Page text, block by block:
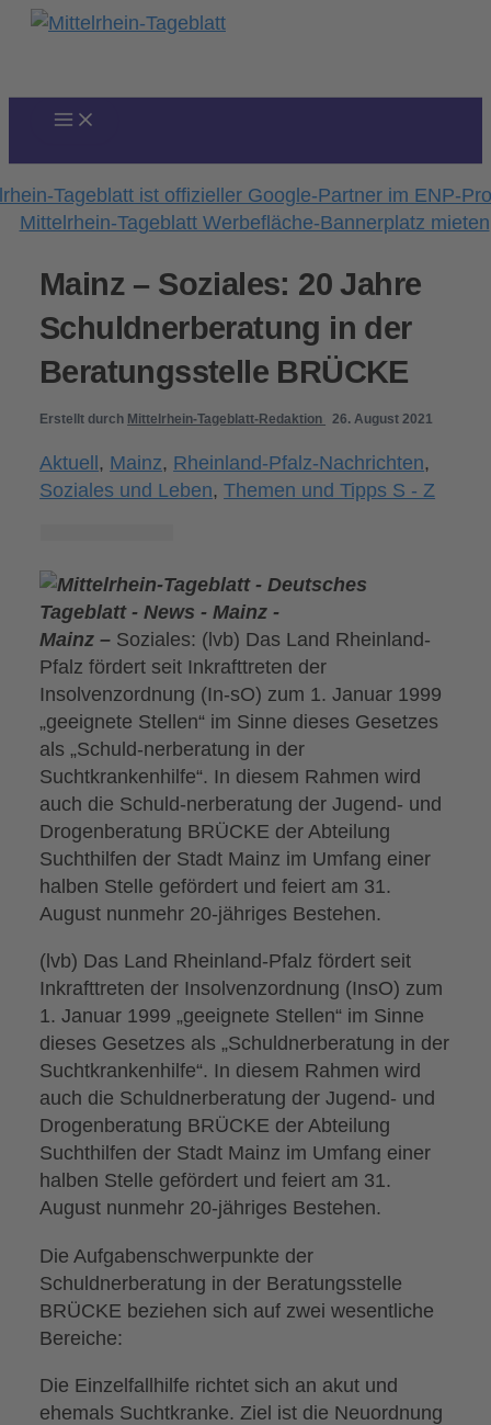
Zum
Mainz – Soziales: 20 Jahre
Schuldnerberatung in der
Beratungsstelle BRÜCKE
Erstellt durch Mittelrhein-Tageblatt-Redaktion 26. August 2021
Aktuell, Mainz, Rheinland-Pfalz-Nachrichten,
Soziales und Leben,Themen und Tipps S - Z
Mainz – Soziales: (lvb) Das Land Rheinland-
Pfalz fördert seit Inkrafttreten der
Insolvenzordnung (In-sO) zum 1. Januar 1999
„geeignete Stellen“ im Sinne dieses Gesetzes
als „Schuld-nerberatung in der
Suchtkrankenhilfe“. In diesem Rahmen wird
auch die Schuld-nerberatung der Jugend- und
Drogenberatung BRÜCKE der Abteilung
Suchthilfen der Stadt Mainz im Umfang einer
halben Stelle gefördert und feiert am 31.
August nunmehr 20-jähriges Bestehen.
(lvb) Das Land Rheinland-Pfalz fördert seit
Inkrafttreten der Insolvenzordnung (InsO) zum
1. Januar 1999 „geeignete Stellen“ im Sinne
dieses Gesetzes als „Schuldnerberatung in der
Suchtkrankenhilfe“. In diesem Rahmen wird
auch die Schuldnerberatung der Jugend- und
Drogenberatung BRÜCKE der Abteilung
Suchthilfen der Stadt Mainz im Umfang einer
halben Stelle gefördert und feiert am 31.
August nunmehr 20-jähriges Bestehen.
Die Aufgabenschwerpunkte der
Schuldnerberatung in der Beratungsstelle
BRÜCKE beziehen sich auf zwei wesentliche
Bereiche:
Die Einzelfallhilfe richtet sich an akut und
ehemals Suchtkranke. Ziel ist die Neuordnung